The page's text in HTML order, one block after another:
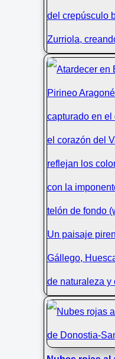
Atardecer
Donostia, Ulia
Atardecer en
Pirineo